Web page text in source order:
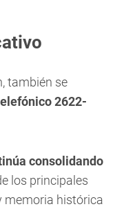
también se
2622-
consolidando
los principales
memoria histórica